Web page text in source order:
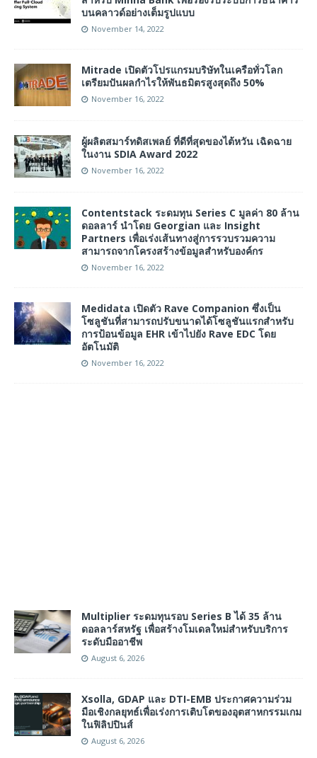
บนคลาวด์อย่างเต็มรูปแบบ
November 14, 2022
Mitrade เปิดตัวโปรแกรมบริษัทในเครือทั่วโลก
เตรียมปันผลกำไรให้พันธมิตรสูงสุดถึง 50%
November 16, 2022
ผู้ผลิตสมาร์ทดิสเพลย์ ที่ดีที่สุดของไต้หวัน เฉิดฉาย
ในงาน SDIA Award 2022
November 16, 2022
Contentstack ระดมทุน Series C มูลค่า 80 ล้าน
ดอลลาร์ นำโดย Georgian และ Insight
Partners เพื่อเร่งเส้นทางสู่การรวบรวมความ
สามารถจากโครงสร้างข้อมูลสำหรับองค์กร
November 16, 2022
Medidata เปิดตัว Rave Companion ซึ่งเป็น
โซลูชันที่สามารถปรับขนาดได้โซลูชันแรกสำหรับ
การป้อนข้อมูล EHR เข้าไปยัง Rave EDC โดย
อัตโนมัติ
November 16, 2022
Multiplier ระดมทุนรอบ Series B ได้ 35 ล้าน
ดอลลาร์สหรัฐ เพื่อสร้างโมเดลใหม่สำหรับบริการ
ระดับมืออาชีพ
August 6, 2026
Xsolla, GDAP และ DTI-EMB ประกาศความร่วม
มือเชิงกลยุทธ์เพื่อเร่งการเติบโตของอุตสาหกรรมเกม
ในฟิลิปปินส์
August 6, 2026